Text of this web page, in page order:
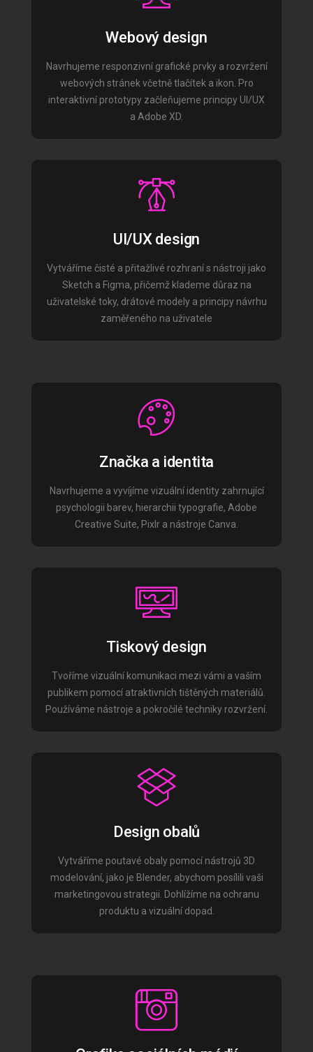
Webový design
Navrhujeme responzivní grafické prvky a rozvržení
webových stránek včetně tlačítek a ikon. Pro
interaktivní prototypy začleňujeme principy UI/UX
a Adobe XD.
UI/UX design
Vytváříme čisté a přitažlivé rozhraní s nástroji jako
Sketch a Figma, přičemž klademe důraz na
uživatelské toky, drátové modely a principy návrhu
zaměřeného na uživatele
Značka a identita
Navrhujeme a vyvíjíme vizuální identity zahrnující
psychologii barev, hierarchii typografie, Adobe
Creative Suite, Pixlr a nástroje Canva.
Tiskový design
Tvoříme vizuální komunikaci mezi vámi a vaším
publikem pomocí atraktivních tištěných materiálů.
Používáme nástroje a pokročilé techniky rozvržení.
Design obalů
Vytváříme poutavé obaly pomocí nástrojů 3D
modelování, jako je Blender, abychom posílili vaši
marketingovou strategii. Dohlížíme na ochranu
produktu a vizuální dopad.